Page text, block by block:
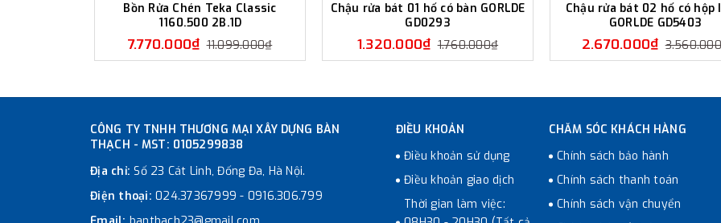
Bồn Rửa Chén Teka Classic
1160.500 2B.1D
7.770.000₫ 11.099.000₫
Chậu rửa bát 01 hố có bàn GORLDE
GD0293
1.320.000₫ 1.760.000₫
Chậu rửa bát 02 hố có hộp
GORLDE GD5403
2.670.000₫
CÔNG TY TNHH THƯƠNG MẠI XÂY DỰNG BÀN
THẠCH - MST: 0105299838
Địa chỉ:Số 23 Cát Linh, Đống Đa, Hà Nội.
Điện thoại: 024.37367999 - 0916.306.799
ĐIỀU KHOẢN
Điều khoản sử dụng
Điều khoản giao dịch
Thời gian làm việc:
CHĂM SÓC KHÁCH HÀNG
Chính sách bảo hành
Chính sách thanh toán
Chính sách vận chuyển